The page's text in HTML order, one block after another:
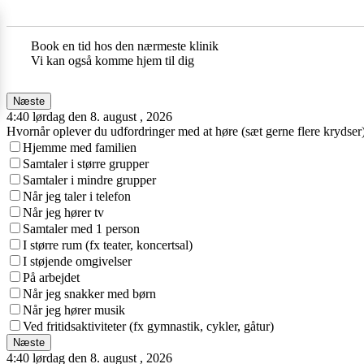
Book en tid hos den nærmeste klinik
Vi kan også komme hjem til dig
Næste
4:40 lørdag den 8. august , 2026
Hvornår oplever du udfordringer med at høre (sæt gerne flere
Hjemme med familien
Samtaler i større grupper
Samtaler i mindre grupper
Når jeg taler i telefon
Når jeg hører tv
Samtaler med 1 person
I større rum (fx teater, koncertsal)
I støjende omgivelser
På arbejdet
Når jeg snakker med børn
Når jeg hører musik
Ved fritidsaktiviteter (fx gymnastik, cykler, gåtur)
Næste
4:40 lørdag den 8. august , 2026